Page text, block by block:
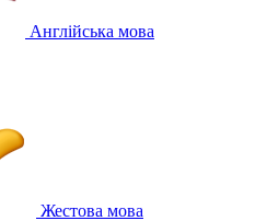
Англійська мова
Жестова мова